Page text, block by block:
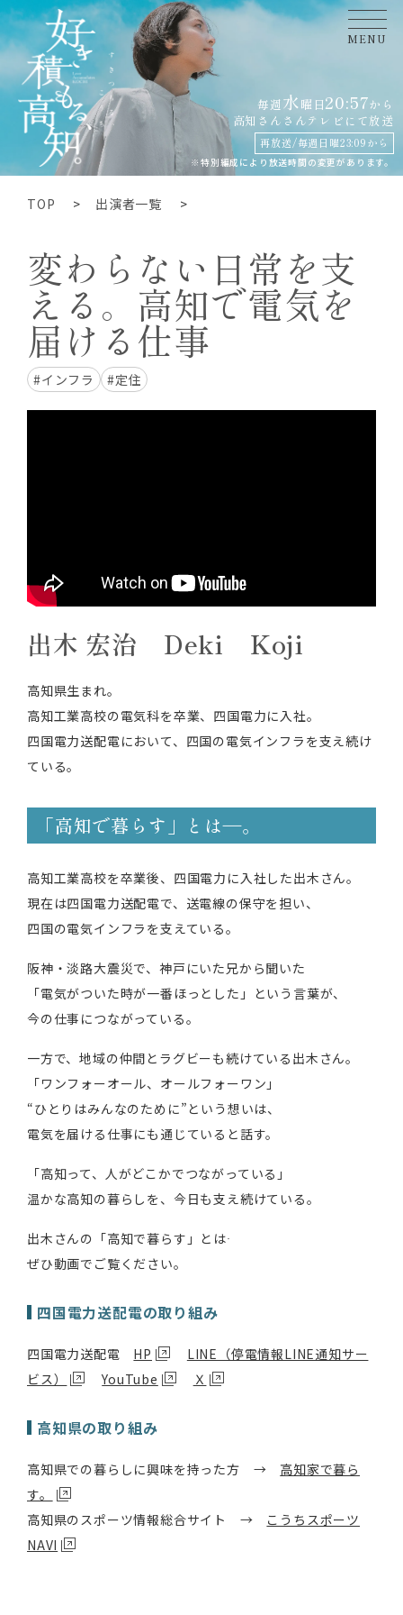
毎週水曜日20:57から
高知さんさんテレビにて放送
再放送/毎週日曜23:09から
※特別編成により放送時間の変更があります。
MENU
TOP 出演者一覧
変わらない日常を支
える。高知で電気を
届ける仕事
#インフラ #定住
出木 宏治 Deki Koji
高知県生まれ。
高知工業高校の電気科を卒業、四国電力に入社。
四国電力送配電において、四国の電気インフラを支え続け
ている。
「高知で暮らす」とは―。
高知工業高校を卒業後、四国電力に入社した出木さん。
現在は四国電力送配電で、送電線の保守を担い、
四国の電気インフラを支えている。
阪神・淡路大震災で、神戸にいた兄から聞いた
「電気がついた時が一番ほっとした」という言葉が、
今の仕事につながっている。
一方で、地域の仲間とラグビーも続けている出木さん。
「ワンフォーオール、オールフォーワン」
“ひとりはみんなのために”という想いは、
電気を届ける仕事にも通じていると話す。
「高知って、人がどこかでつながっている」
温かな高知の暮らしを、今日も支え続けている。
出木さんの「高知で暮らす」とは――
ぜひ動画でご覧ください。
四国電力送配電の取り組み
四国電力送配電 HP
LINE（停電情報LINE通知サー
ビス）
YouTube Ｘ
高知県の取り組み
高知県での暮らしに興味を持った方 → 高知家で暮ら
す。
高知県のスポーツ情報総合サイト → こうちスポーツ
NAVI